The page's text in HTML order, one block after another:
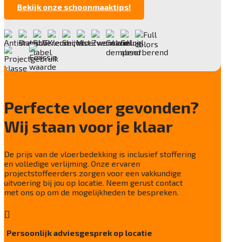
6,5 mm
Anti statisch
Antistatisch (≤ 2 kV)
Deling
1/10"
Totaal gwicht
4000 g/m²
Lichtechtheid NF EN ISO 105-B02
Slijtvastheid NF EN 1307
33 Heavy
Thermische weerstand
0,068 m²•K/W
Bekijk onze schoonmaaktips!
Perfecte vloer gevonden?
Wij staan voor je klaar
De prijs van de vloerbedekking is inclusief stoffering
en volledige verlijming. Onze ervaren
projectstoffeerders zorgen voor een vakkundige
uitvoering bij jou op locatie. Neem gerust contact
met ons op om de mogelijkheden te bespreken.

Persoonlijk adviesgesprek op locatie